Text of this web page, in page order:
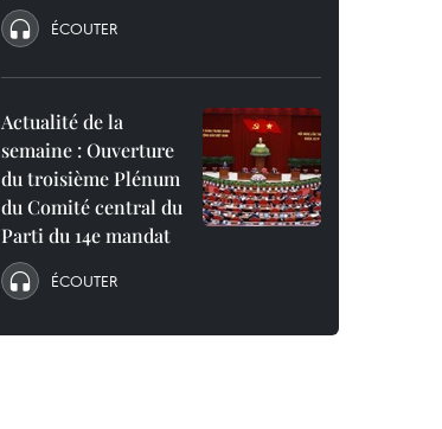
ÉCOUTER
Actualité de la
semaine : Ouverture
du troisième Plénum
du Comité central du
Parti du 14e mandat
ÉCOUTER